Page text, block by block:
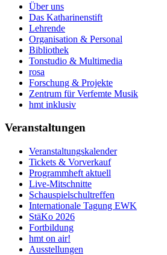
Über uns
Das Katharinenstift
Lehrende
Organisation & Personal
Bibliothek
Tonstudio & Multimedia
rosa
Forschung & Projekte
Zentrum für Verfemte Musik
hmt inklusiv
Veranstaltungen
Veranstaltungskalender
Tickets & Vorverkauf
Programmheft aktuell
Live-Mitschnitte
Schauspielschultreffen
Internationale Tagung EWK
StäKo 2026
Fortbildung
hmt on air!
Ausstellungen